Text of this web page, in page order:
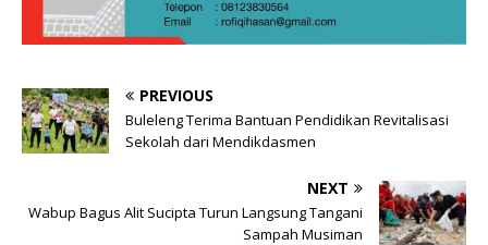
PREVIOUS
Buleleng Terima Bantuan Pendidikan Revitalisasi
Sekolah dari Mendikdasmen
NEXT
Wabup Bagus Alit Sucipta Turun Langsung Tangani
Sampah Musiman